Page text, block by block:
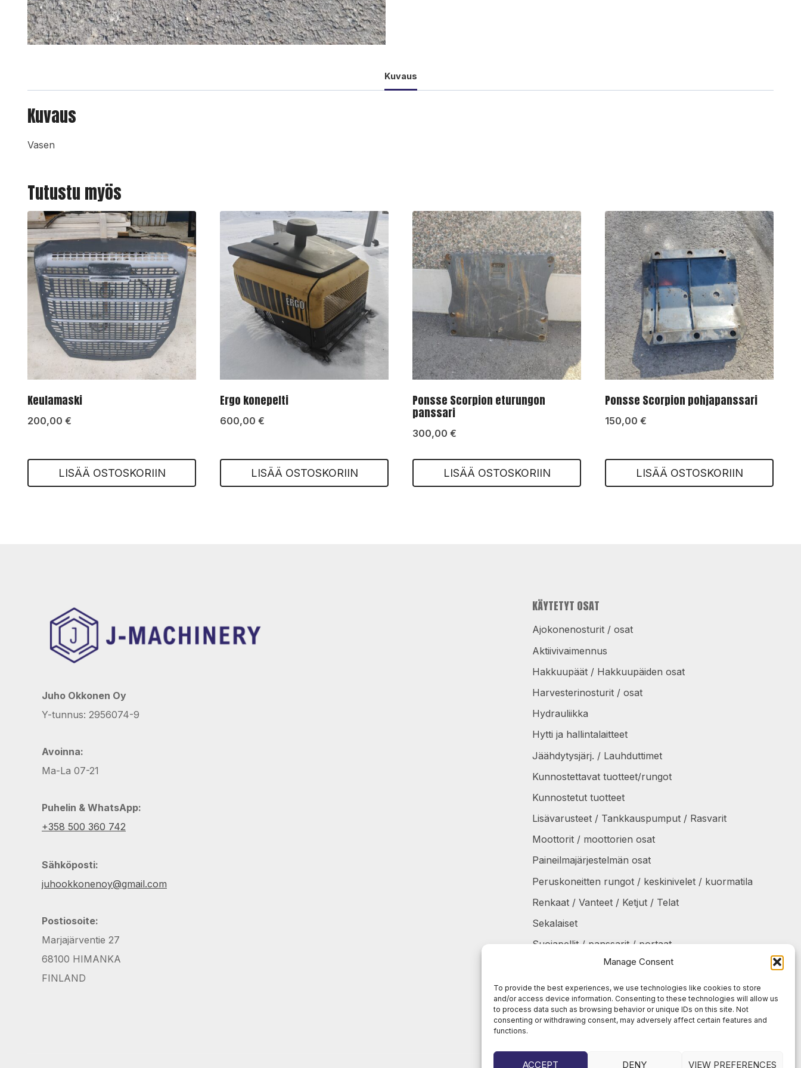
Manage Consent
To provide the best experiences, we use technologies like cookies to store
and/or access device information. Consenting to these technologies will allow us
to process data such as browsing behavior or unique IDs on this site. Not
consenting or withdrawing consent, may adversely affect certain features and
functions.
ACCEPT DENY VIEW PREFERENCES
Kuvaus
Kuvaus
Vasen
Tutustu myös
Keulamaski
200,00 €
LISÄÄ OSTOSKORIIN
Ergo konepelti
600,00 €
LISÄÄ OSTOSKORIIN
Ponsse Scorpion eturungon
panssari
300,00 €
LISÄÄ OSTOSKORIIN
Ponsse Scorpion pohjapanssari
150,00 €
LISÄÄ OSTOSKORIIN
Juho Okkonen Oy
Y-tunnus: 2956074-9
Avoinna:
Ma-La 07-21
Puhelin & WhatsApp:
+358 500 360 742
Sähköposti:
juhookkonenoy@gmail.com
Postiosoite:
Marjajärventie 27
68100 HIMANKA
FINLAND
KÄYTETYT OSAT
Ajokonenosturit / osat
Aktiivivaimennus
Hakkuupäät / Hakkuupäiden osat
Harvesterinosturit / osat
Hydrauliikka
Hytti ja hallintalaitteet
Jäähdytysjärj. / Lauhduttimet
Kunnostettavat tuotteet/rungot
Kunnostetut tuotteet
Lisävarusteet / Tankkauspumput / Rasvarit
Moottorit / moottorien osat
Paineilmajärjestelmän osat
Peruskoneitten rungot / keskinivelet / kuormatila
Renkaat / Vanteet / Ketjut / Telat
Sekalaiset
Suojapellit / panssarit / portaat
Taukolämmittimet / osat
Voimansiirto